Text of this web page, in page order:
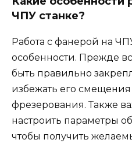
ЧПУ станке?
Работа с фанерой на
особенности. Прежде
быть правильно
избежать его
фрезерования. Также
настроить параметры
чтобы получить